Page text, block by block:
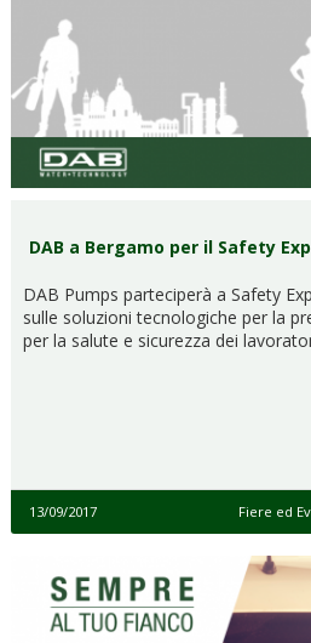
DAB a Bergamo per il Safety
DAB Pumps parteciperà a Safety
sulle soluzioni tecnologiche per la
per la salute e sicurezza dei
13/09/2017 Fiere ed